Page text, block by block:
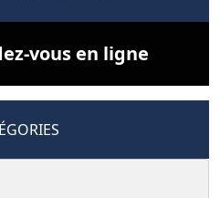
vous en ligne